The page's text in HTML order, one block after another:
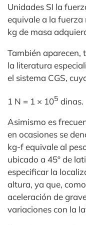
Unidades SI la
equivale a la fuerza
kg de masa
También aparecen,
la literatura
el sistema CGS,
1 N = 1 × 105 dinas.
Asimismo es
en ocasiones se
kg-f equivale al
ubicado a 45º de
especificar la
altura, ya que,
aceleración de
variaciones con la